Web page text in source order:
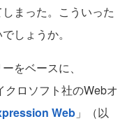
まった。こういった
しょうか。
をベースに、
クロソフト社のWebオ
Web 」（以